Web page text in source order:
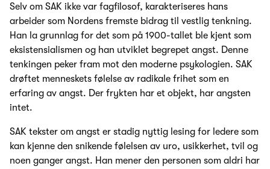
Selv om SAK ikke var fagfilosof, karakteriseres hans
arbeider som Nordens fremste bidrag til vestlig tenkning.
Han la grunnlag for det som på 1900-tallet ble kjent som
eksistensialismen og han utviklet begrepet angst. Denne
tenkingen peker fram mot den moderne psykologien. SAK
drøftet menneskets følelse av radikale frihet som en
erfaring av angst. Der frykten har et objekt, har angsten
intet.
SAK tekster om angst er stadig nyttig lesing for ledere som
kan kjenne den snikende følelsen av uro, usikkerhet, tvil og
noen ganger angst. Han mener den personen som aldri har